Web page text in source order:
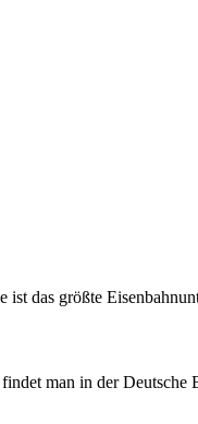
das größte
man in der Deutsche